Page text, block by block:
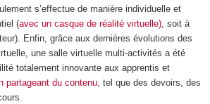
s’effectue de manière individuelle et
(avec un casque de réalité virtuelle), soit à
Enfin, grâce aux dernières évolutions des
une salle virtuelle multi-activités a été
totalement innovante aux apprentis et
partageant du contenu, tel que des devoirs, des